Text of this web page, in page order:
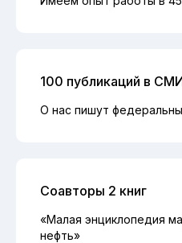
100 публикаций в
О нас пишут
Соавторы 2 книг
«Малая энциклопедия
нефть»